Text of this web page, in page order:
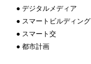
● デジタルメディア
● スマートビルディング
● スマート交
● 都市計画